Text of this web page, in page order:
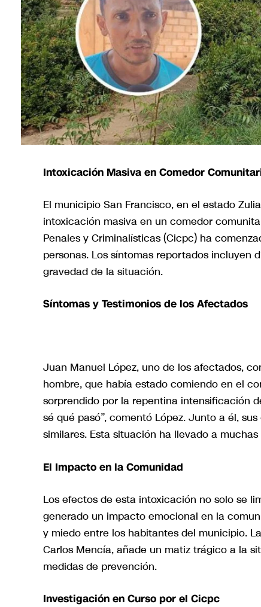
Intoxicación Masiva en Comedor
El municipio San Francisco, en el estado
intoxicación masiva en un comedor
Penales y Criminalísticas (Cicpc) ha
personas. Los síntomas reportados incluyen
gravedad de la situación.
Síntomas y Testimonios de los Afectados
Juan Manuel López, uno de los afectados,
hombre, que había estado comiendo en el
sorprendido por la repentina intensificación
sé qué pasó”, comentó López. Junto a él,
similares. Esta situación ha llevado a
El Impacto en la Comunidad
Los efectos de esta intoxicación no solo se
generado un impacto emocional en la
y miedo entre los habitantes del municipio.
Carlos Mencía, añade un matiz trágico a la
medidas de prevención.
Investigación en Curso por el Cicpc